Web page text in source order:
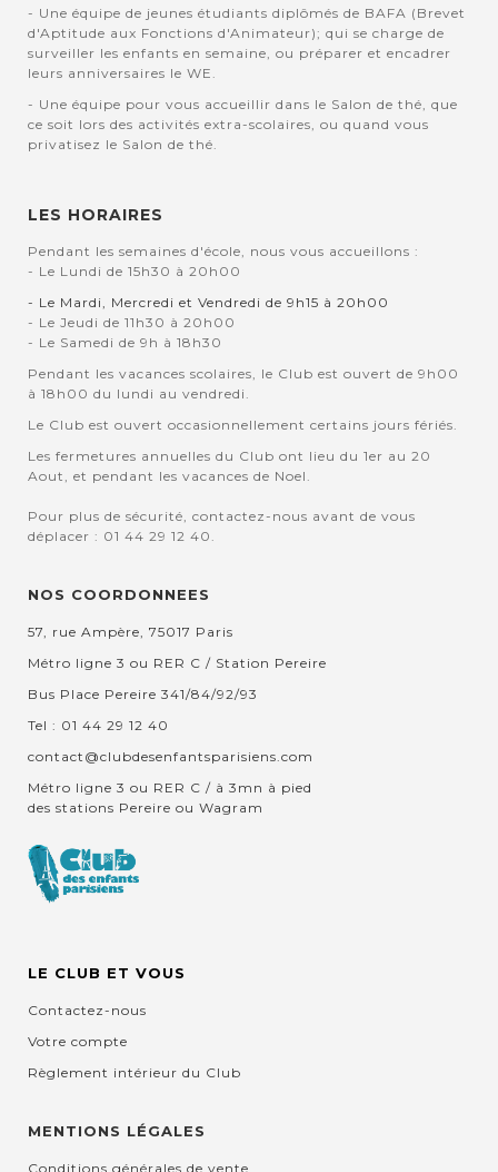
- Une équipe de jeunes étudiants diplômés de BAFA (Brevet
d'Aptitude aux Fonctions d'Animateur); qui se charge de
surveiller les enfants en semaine, ou préparer et encadrer
leurs anniversaires le WE.
- Une équipe pour vous accueillir dans le Salon de thé, que
ce soit lors des activités extra-scolaires, ou quand vous
privatisez le Salon de thé.
LES HORAIRES
Pendant les semaines d'école, nous vous accueillons :
- Le Lundi de 15h30 à 20h00
- Le Mardi, Mercredi et Vendredi de 9h15 à 20h00
- Le Jeudi de 11h30 à 20h00
- Le Samedi de 9h à 18h30
Pendant les vacances scolaires, le Club est ouvert de 9h00
à 18h00 du lundi au vendredi.
Le Club est ouvert occasionnellement certains jours fériés.
Les fermetures annuelles du Club ont lieu du 1er au 20
Aout, et pendant les vacances de Noel.
Pour plus de sécurité, contactez-nous avant de vous
déplacer : 01 44 29 12 40.
NOS COORDONNEES
57, rue Ampère, 75017 Paris
Métro ligne 3 ou RER C / Station Pereire
Bus Place Pereire 341/84/92/93
Tel : 01 44 29 12 40
contact@clubdesenfantsparisiens.com
Métro ligne 3 ou RER C / à 3mn à pied
des stations Pereire ou Wagram
LE CLUB ET VOUS
Contactez-nous
Votre compte
Règlement intérieur du Club
MENTIONS LÉGALES
Conditions générales de vente